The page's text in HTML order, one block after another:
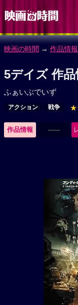
映画の時間 → 作品情報
5デイズ 作品
ふぁいぶでいず
アクション 戦争
作品情報 ------